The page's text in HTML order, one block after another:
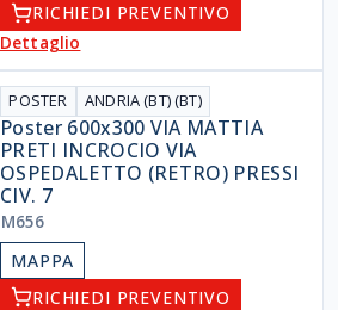
RICHIEDI PREVENTIVO
Dettaglio
POSTER ANDRIA (BT) (BT)
Poster 600x300 VIA MATTIA
PRETI INCROCIO VIA
OSPEDALETTO (RETRO) PRESSI
CIV. 7
M656
MAPPA
RICHIEDI PREVENTIVO